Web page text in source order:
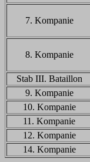
7. Kompanie
8. Kompanie
Stab III. Bataillon
9. Kompanie
10. Kompanie
11. Kompanie
12. Kompanie
14. Kompanie